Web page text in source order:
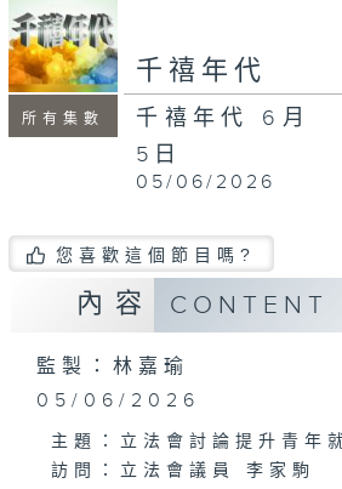
16
minutes,
46
seconds
所有集數
千禧年代
千禧年代 6月
5日
05/06/2026
您喜歡這個節目嗎?
內容 CONTENT
監製：林嘉瑜
05/06/2026
主題：立法會討論提升青年
訪問：立法會議員 李家駒